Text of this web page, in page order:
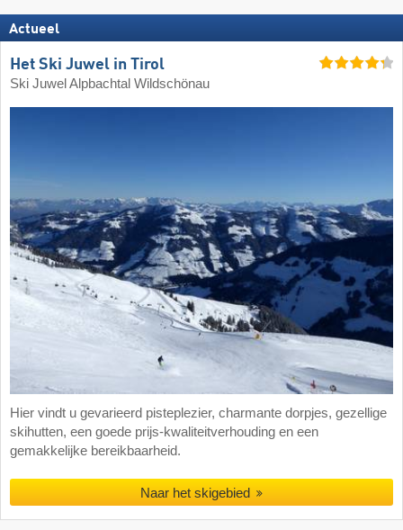
Actueel
Het Ski Juwel in Tirol
Ski Juwel Alpbachtal Wildschönau
Hier vindt u gevarieerd pisteplezier, charmante dorpjes, gezellige
skihutten, een goede prijs-kwaliteitverhouding en een
gemakkelijke bereikbaarheid.
Naar het skigebied